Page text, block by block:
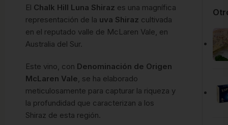
El Chalk Hill Luna Shiraz es una magnífica
representación de la uva Shiraz cultivada
en el reputado valle de McLaren Vale, en
Australia del Sur.
Este vino, con Denominación de Origen
McLaren Vale, se ha elaborado
meticulosamente para capturar la riqueza y
la profundidad que caracterizan a los
Shiraz de esta región.